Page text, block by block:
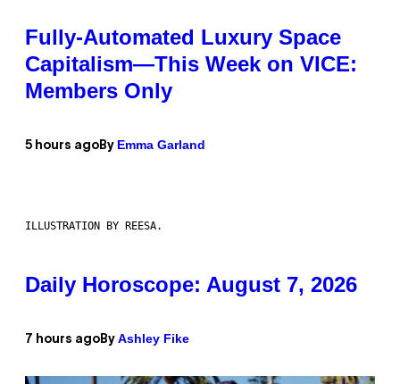
Fully-Automated Luxury Space
Capitalism—This Week on VICE:
Members Only
5 hours ago By Emma Garland
ILLUSTRATION BY REESA.
Daily Horoscope: August 7, 2026
7 hours ago By Ashley Fike